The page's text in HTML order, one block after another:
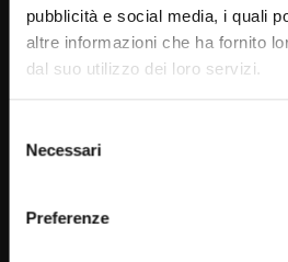
pubblicità e social media, i quali
altre informazioni che ha fornito
dal suo utilizzo dei loro servizi.
delNecessari
Preferenze
Radosci i trudnosci w relacjach
2023)
STAFF
15/05/2023